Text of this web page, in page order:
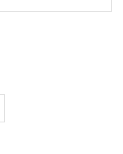
Twitter)
par email